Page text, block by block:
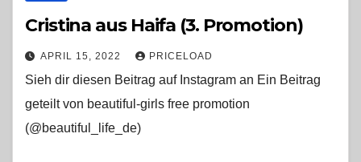
Cristina aus Haifa (3. Promotion)
APRIL 15, 2022 PRICELOAD
Sieh dir diesen Beitrag auf Instagram an Ein Beitrag
geteilt von beautiful-girls free promotion
(@beautiful_life_de)